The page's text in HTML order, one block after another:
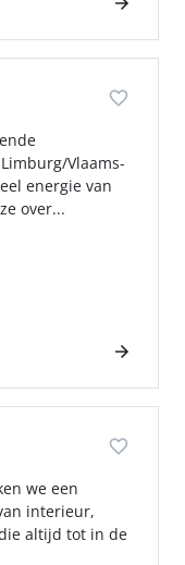
Vlaams-
energie van
over...
we een
interieur,
altijd tot in de